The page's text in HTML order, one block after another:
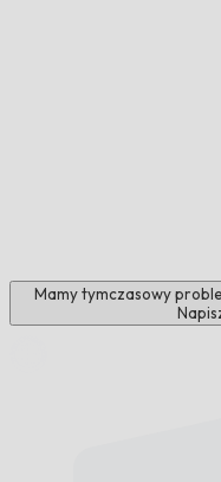
Mamy tymczasowy